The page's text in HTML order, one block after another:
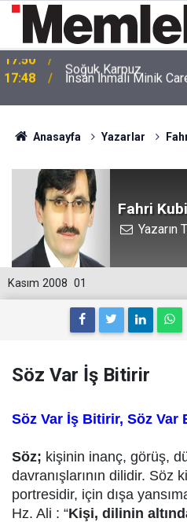
17:48 İnsan İhmali Minik
Anasayfa Yazarlar
Fahri
Yazarın
01
Kasım 2008
Söz Var İş Bitirir
Söz Var İş Bitirir, Söz Var
Söz; kişinin inanç, görüş,
davranışlarının dilidir. Söz
portresidir, için dışa
Hz. Ali : “Kişi, dilinin